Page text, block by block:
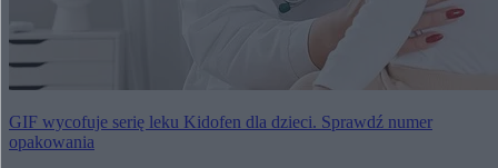
GIF wycofuje serię leku Kidofen dla dzieci. Sprawdź numer
opakowania